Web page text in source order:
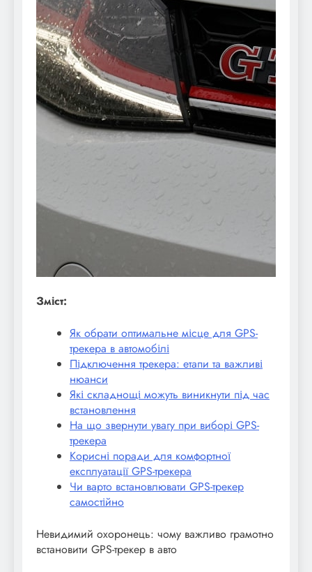
Зміст:
Як обрати оптимальне місце для GPS-
трекера в автомобілі
Підключення трекера: етапи та важливі
нюанси
Які складнощі можуть виникнути під час
встановлення
На що звернути увагу при виборі GPS-
трекера
Корисні поради для комфортної
експлуатації GPS-трекера
Чи варто встановлювати GPS-трекер
самостійно
Невидимий охоронець: чому важливо грамотно
встановити GPS-трекер в авто